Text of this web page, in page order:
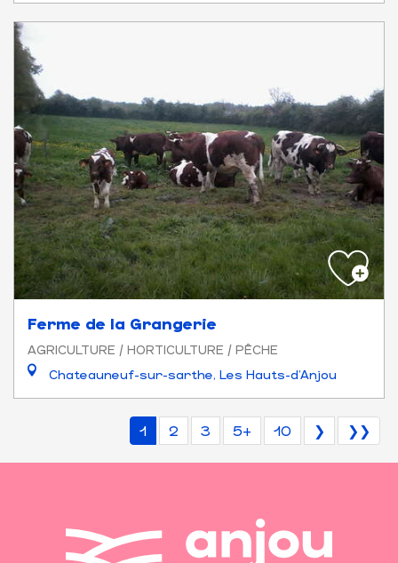
Ferme de la Grangerie
AGRICULTURE / HORTICULTURE / PÊCHE
Chateauneuf-sur-sarthe, Les Hauts-d'Anjou
1 2 3 5+ 10 ❯ ❯❯